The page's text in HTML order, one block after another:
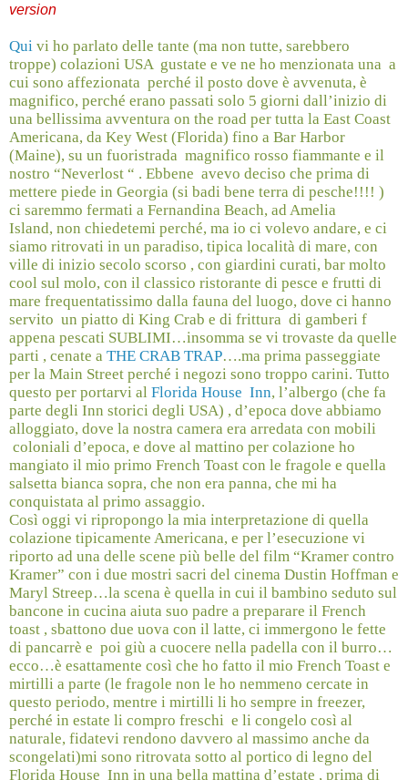
version
Qui vi ho parlato delle tante (ma non tutte, sarebbero
troppe) colazioni USA gustate e ve ne ho menzionata una a
cui sono affezionata perché il posto dove è avvenuta, è
magnifico, perché erano passati solo 5 giorni dall’inizio di
una bellissima avventura on the road per tutta la East Coast
Americana, da Key West (Florida) fino a Bar Harbor
(Maine), su un fuoristrada magnifico rosso fiammante e il
nostro “Neverlost “ . Ebbene avevo deciso che prima di
mettere piede in Georgia (si badi bene terra di pesche!!!! )
ci saremmo fermati a Fernandina Beach, ad Amelia
Island, non chiedetemi perché, ma io ci volevo andare, e ci
siamo ritrovati in un paradiso, tipica località di mare, con
ville di inizio secolo scorso , con giardini curati, bar molto
cool sul molo, con il classico ristorante di pesce e frutti di
mare frequentatissimo dalla fauna del luogo, dove ci hanno
servito un piatto di King Crab e di frittura di gamberi f
appena pescati SUBLIMI…insomma se vi trovaste da quelle
parti , cenate a THE CRAB TRAP….ma prima passeggiate
per la Main Street perché i negozi sono troppo carini. Tutto
questo per portarvi al Florida House Inn, l’albergo (che fa
parte degli Inn storici degli USA) , d’epoca dove abbiamo
alloggiato, dove la nostra camera era arredata con mobili
coloniali d’epoca, e dove al mattino per colazione ho
mangiato il mio primo French Toast con le fragole e quella
salsetta bianca sopra, che non era panna, che mi ha
conquistata al primo assaggio.
Così oggi vi ripropongo la mia interpretazione di quella
colazione tipicamente Americana, e per l’esecuzione vi
riporto ad una delle scene più belle del film “Kramer contro
Kramer” con i due mostri sacri del cinema Dustin Hoffman e
Maryl Streep…la scena è quella in cui il bambino seduto sul
bancone in cucina aiuta suo padre a preparare il French
toast , sbattono due uova con il latte, ci immergono le fette
di pancarrè e poi giù a cuocere nella padella con il burro…
ecco…è esattamente così che ho fatto il mio French Toast e
mirtilli a parte (le fragole non le ho nemmeno cercate in
questo periodo, mentre i mirtilli li ho sempre in freezer,
perché in estate li compro freschi e li congelo così al
naturale, fidatevi rendono davvero al massimo anche da
scongelati)mi sono ritrovata sotto al portico di legno del
Florida House Inn in una bella mattina d’estate , prima di